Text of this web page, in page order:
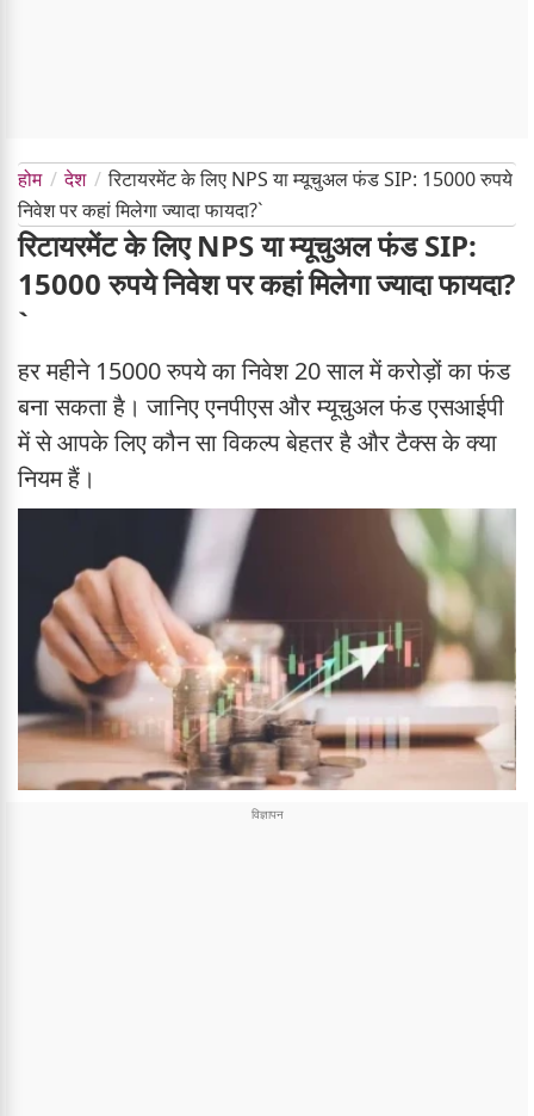
होम देश
रिटायरमेंट के लिए NPS या म्यूचुअल फंड SIP: 15000 रुपये
निवेश पर कहां मिलेगा ज्यादा फायदा?`
रिटायरमेंट के लिए NPS या म्यूचुअल फंड SIP:
15000 रुपये निवेश पर कहां मिलेगा ज्यादा फायदा?
`
हर महीने 15000 रुपये का निवेश 20 साल में करोड़ों का फंड
बना सकता है। जानिए एनपीएस और म्यूचुअल फंड एसआईपी
में से आपके लिए कौन सा विकल्प बेहतर है और टैक्स के क्या
नियम हैं।